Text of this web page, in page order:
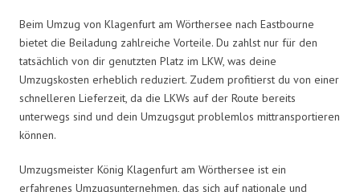
Beim Umzug von Klagenfurt am Wörthersee nach Eastbourne
bietet die Beiladung zahlreiche Vorteile. Du zahlst nur für den
tatsächlich von dir genutzten Platz im LKW, was deine
Umzugskosten erheblich reduziert. Zudem profitierst du von einer
schnelleren Lieferzeit, da die LKWs auf der Route bereits
unterwegs sind und dein Umzugsgut problemlos mittransportieren
können.
Umzugsmeister König Klagenfurt am Wörthersee ist ein
erfahrenes Umzugsunternehmen, das sich auf nationale und